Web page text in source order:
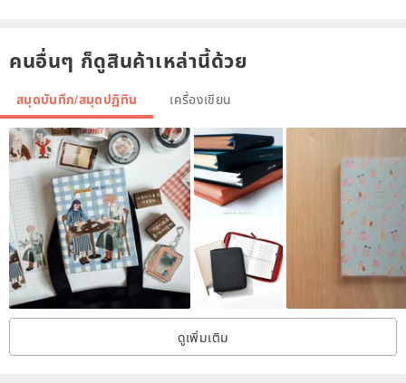
คนอื่นๆ ก็ดูสินค้าเหล่านี้ด้วย
สมุดบันทึก/สมุดปฏิทิน เครื่องเขียน
ดูเพิ่มเติม